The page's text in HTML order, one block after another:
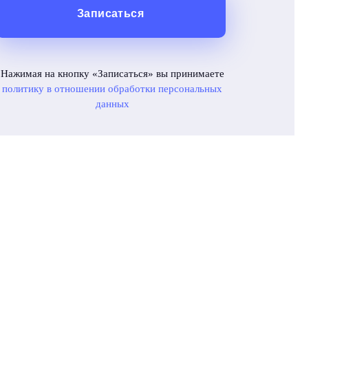
Записаться
Нажимая на кнопку «Записаться» вы принимаете
политику в отношении обработки персональных
данных